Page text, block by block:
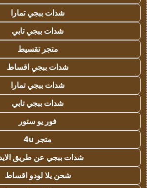
شدات ببجي تمارا
شدات ببجي تابي
متجر تقسيط
شدات ببجي اقساط
شدات ببجي تمارا
شدات ببجي تابي
فور يو ستور
متجر 4u
شدات ببجي عن طريق
شحن يلا لودو اقساط